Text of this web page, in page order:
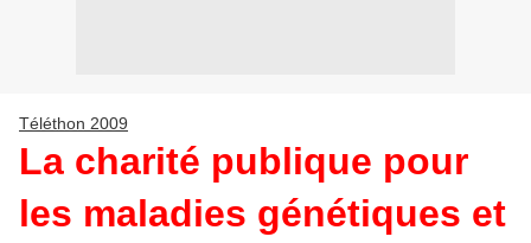
Téléthon 2009
La charité publique pour
les maladies génétiques et